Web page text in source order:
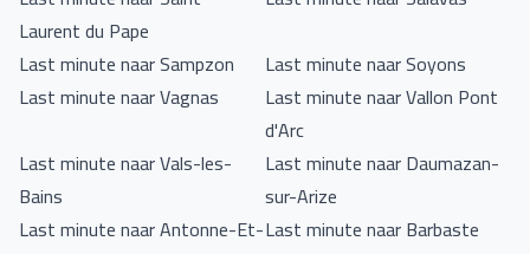
Laurent du Pape
Last minute naar Sampzon
Last minute naar Soyons
Last minute naar Vagnas
Last minute naar Vallon Pont
d'Arc
Last minute naar Vals-les-
Bains
Last minute naar Daumazan-
sur-Arize
Last minute naar Antonne-Et-Last minute naar Barbaste